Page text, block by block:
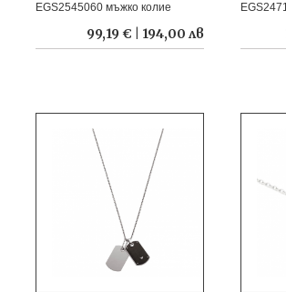
EGS2545060 мъжко колие
99,19 € | 194,00 лв